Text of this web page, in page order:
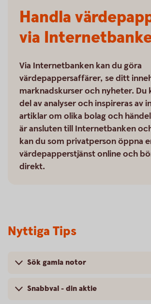
Handla
via
Via Internetbanken kan du göra
värdepappersaffärer, se ditt
marknadskurser och nyheter. Du
del av analyser och inspireras av
artiklar om olika bolag och
är ansluten till Internetbanken
kan du som privatperson öppna
värdepapperstjänst online och
direkt.
Nyttiga Tips
Sök gamla notor
Snabbval - din aktie